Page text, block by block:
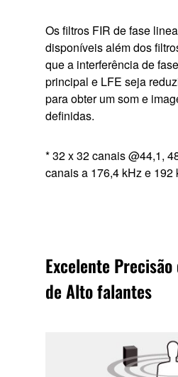
Os filtros FIR de fase
disponíveis além dos
que a interferência de
principal e LFE seja
para obter um som e
definidas.
* 32 x 32 canais @44,1,
canais a 176,4 kHz e 192
Excelente
de Alto falantes